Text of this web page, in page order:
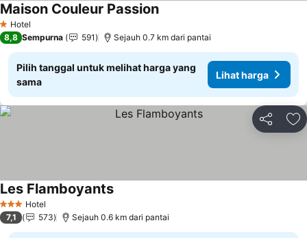
1 Bintang
Hotel
Maison Couleur Passion
8,8 Sempurna 591 Sejauh 0.7 km dari pantai
Pilih tanggal untuk melihat harga yang
sama
Lihat harga
Bagikan
3 BintangHotel
Les Flamboyants
7,1 573 Sejauh 0.6 km dari pantai